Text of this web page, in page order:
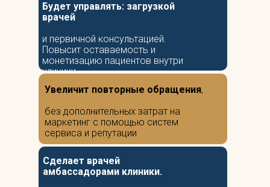
Будет управлять: загрузкой
врачей
и первичной консультацией.
Повысит оставаемость и
монетизацию пациентов внутри
клиники
Увеличит повторные обращения,
без дополнительных затрат на
маркетинг с помощью систем
сервиса и репутации
Сделает врачей
амбассадорами клиники.